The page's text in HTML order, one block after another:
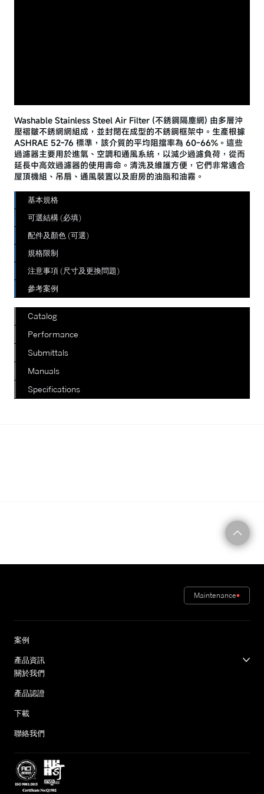
Catalog
Performance
Submittals
Manuals
Specifications
Washable Stainless Steel Air Filter (不銹鋼隔塵網) 由多層沖
壓褶皺不銹網網組成，並封閉在成型的不銹鋼框架中。生產根據
ASHRAE 52-76 標準，該介質的平均阻擋率為 60-66%。這些
過濾器主要用於進氣、空調和通風系統，以減少過濾負荷，從而
延長中高效過濾器的使用壽命。清洗及維護方便，它們非常適合
屋頂機組、吊扇、通風裝置以及廚房的油脂和油霧。
基本規格
可選結構 (必填)
配件及顏色 (可選)
規格限制
注意事項 (尺寸及更換問題)
參考案例
Maintenance
案例
產品資訊
關於我們
產品認證
下載
聯絡我們